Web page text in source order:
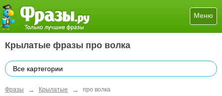
Меню
Крылатые фразы про волка
Все картегории
Фразы → Крылатые → про волка